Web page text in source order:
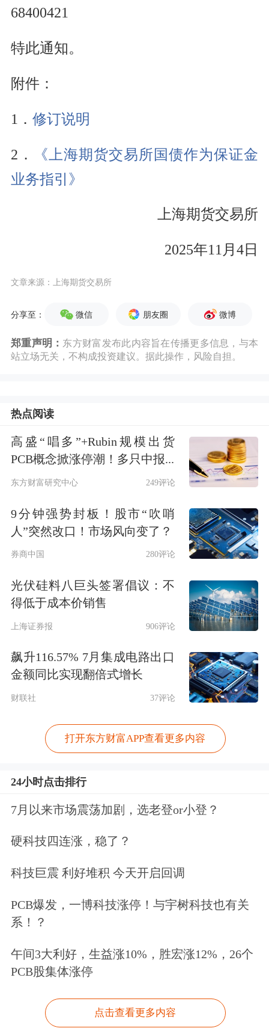
68400421
特此通知。
附件：
1． 修订说明
2．
《上海期货交易所国债作为保证金
业务指引》
上海期货交易所
2025年11月4日
文章来源：上海期货交易所
分享至： 微信 朋友圈 微博
郑重声明： 东方财富发布此内容旨在传播更多信息，与本
站立场无关，不构成投资建议。据此操作，风险自担。
热点阅读
高盛“唱多”+Rubin规模出货
PCB概念掀涨停潮！多只中报...
东方财富研究中心 249评论
9分钟强势封板！股市“吹哨
人”突然改口！市场风向变了？
券商中国 280评论
光伏硅料八巨头签署倡议：不
得低于成本价销售
上海证券报 906评论
飙升116.57% 7月集成电路出口
金额同比实现翻倍式增长
财联社 37评论
打开东方财富APP查看更多内容
24小时点击排行
7月以来市场震荡加剧，选老登or小登？
硬科技四连涨，稳了？
科技巨震 利好堆积 今天开启回调
PCB爆发，一博科技涨停！与宇树科技也有关
系！？
午间3大利好，生益涨10%，胜宏涨12%，26个
PCB股集体涨停
点击查看更多内容